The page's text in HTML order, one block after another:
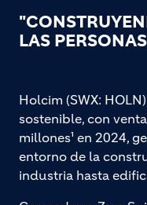
LAS
Holcim (SWX:
sostenible, con
millones¹ en 2024,
entorno de la
industria hasta